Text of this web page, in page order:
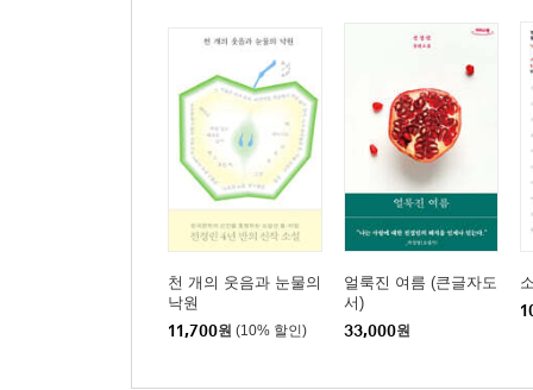
천 개의 웃음과 눈물의
낙원
11,700원 (10% 할인)
얼룩진 여름 (큰글자도
서)
33,000원